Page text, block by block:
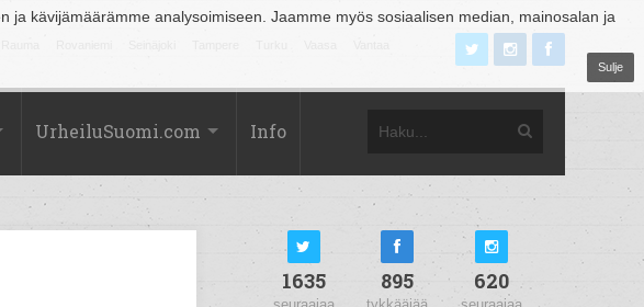
kävijämäärämme analysoimiseen. Jaamme myös sosiaalisen median, mainosalan ja
Sulje
UrheiluSuomi.com Info
1635 895 620